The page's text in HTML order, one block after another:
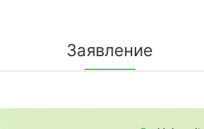
Заявление